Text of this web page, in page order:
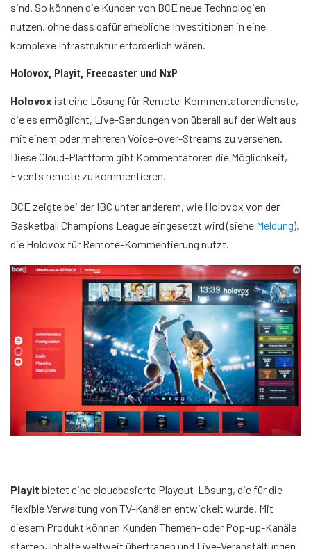
sind. So können die Kunden von BCE neue Technologien
nutzen, ohne dass dafür erhebliche Investitionen in eine
komplexe Infrastruktur erforderlich wären.
Holovox, Playit, Freecaster und NxP
Holovox ist eine Lösung für Remote-Kommentatorendienste,
die es ermöglicht, Live-Sendungen von überall auf der Welt aus
mit einem oder mehreren Voice-over-Streams zu versehen.
Diese Cloud-Plattform gibt Kommentatoren die Möglichkeit,
Events remote zu kommentieren.
BCE zeigte bei der IBC unter anderem, wie Holovox von der
Basketball Champions League eingesetzt wird (siehe Meldung),
die Holovox für Remote-Kommentierung nutzt.
Playit bietet eine cloudbasierte Playout-Lösung, die für die
flexible Verwaltung von TV-Kanälen entwickelt wurde. Mit
diesem Produkt können Kunden Themen- oder Pop-up-Kanäle
starten, Inhalte weltweit übertragen und Live-Veranstaltungen